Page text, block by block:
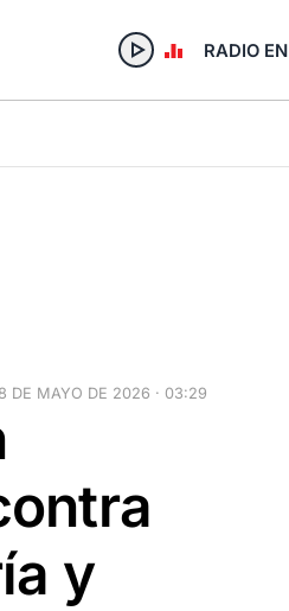
RADIO
8 DE MAYO DE 2026 · 03:29
y